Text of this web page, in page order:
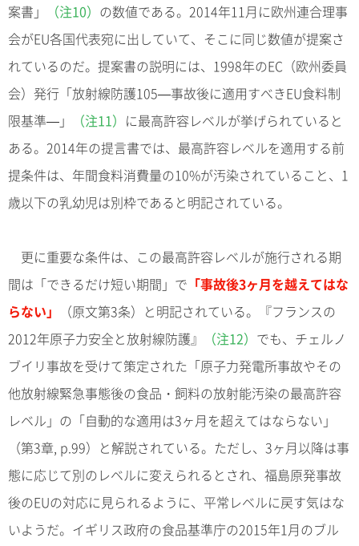
案書」
（注10） の数値である。2014年11月に欧州連合理事
会がEU各国代表宛に出していて、そこに同じ数値が提案さ
れているのだ。提案書の説明には、1998年のEC（欧州委員
会）発行「放射線防護105—事故後に適用すべきEU食料制
限基準—」
（注11） に最高許容レベルが挙げられていると
ある。2014年の提言書では、最高許容レベルを適用する前
提条件は、年間食料消費量の10%が汚染されていること、1
歳以下の乳幼児は別枠であると明記されている。
更に重要な条件は、この最高許容レベルが施行される期
間は「できるだけ短い期間」で 「事故後3ヶ月を越えてはな
らない」
（原文第3条）と明記されている。『フランスの
2012年原子力安全と放射線防護』
（注12） でも、チェルノ
ブイリ事故を受けて策定された「原子力発電所事故やその
他放射線緊急事態後の食品・飼料の放射能汚染の最高許容
レベル」の「自動的な適用は3ヶ月を超えてはならない」
（第3章, p.99）と解説されている。ただし、3ヶ月以降は事
態に応じて別のレベルに変えられるとされ、福島原発事故
後のEUの対応に見られるように、平常レベルに戻す気はな
いようだ。イギリス政府の食品基準庁の2015年1月のブル